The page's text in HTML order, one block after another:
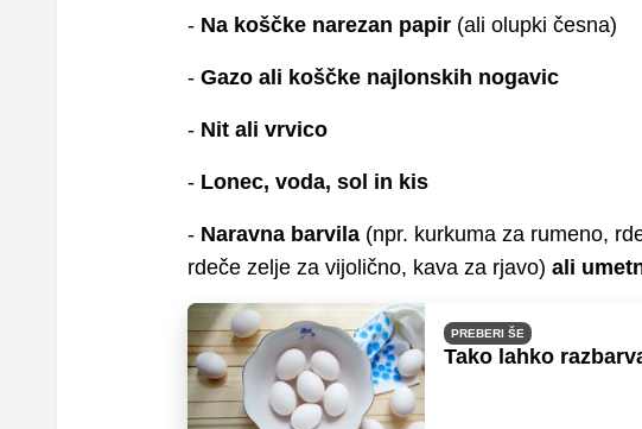
- Na koščke narezan papir (ali olupki česna)
- Gazo ali koščke najlonskih nogavic
- Nit ali vrvico
- Lonec, voda, sol in kis
- Naravna barvila (npr. kurkuma za rumeno,
rdeče zelje za vijolično, kava za rjavo) ali
PREBERI ŠE
Tako lahko